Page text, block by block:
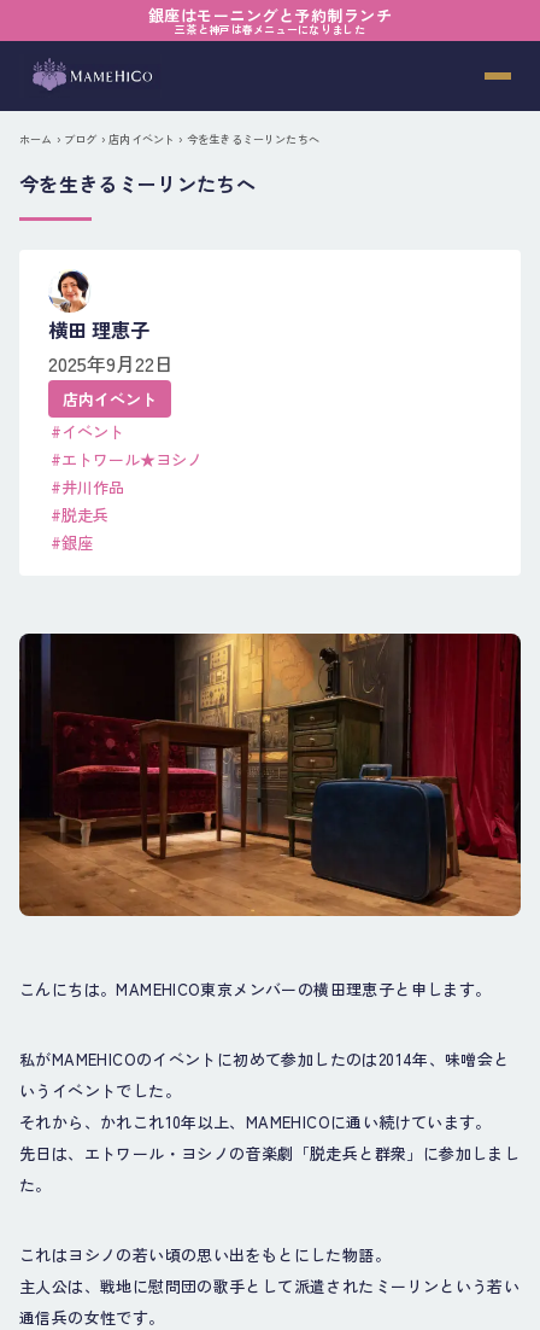
銀座はモーニングと予約制ランチ
三茶と神戸は春メニューになりました
ホーム › ブログ ›店内イベント › 今を生きるミーリンたちへ
今を生きるミーリンたちへ
横田 理恵子
2025年9月22日
店内イベント
#イベント
#エトワール★ヨシノ
#井川作品
#脱走兵
#銀座
こんにちは。MAMEHICO東京メンバーの横田理恵子と申します。
私がMAMEHICOのイベントに初めて参加したのは2014年、味噌会と
いうイベントでした。
それから、かれこれ10年以上、MAMEHICOに通い続けています。
先日は、エトワール・ヨシノの音楽劇「脱走兵と群衆」に参加しまし
た。
これはヨシノの若い頃の思い出をもとにした物語。
主人公は、戦地に慰問団の歌手として派遣されたミーリンという若い
通信兵の女性です。